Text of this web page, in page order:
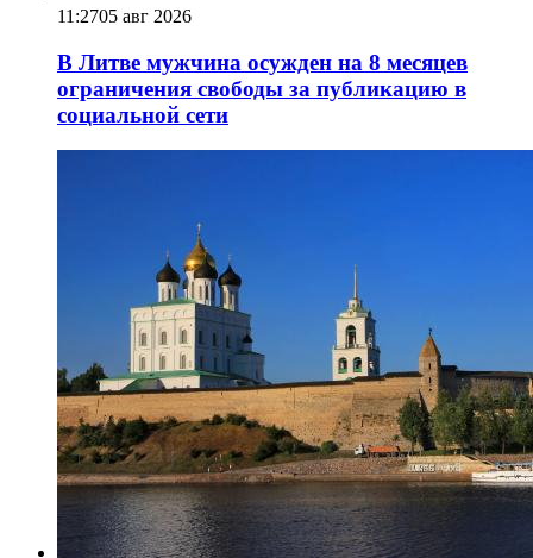
11:2705 авг 2026
В Литве мужчина осужден на 8 месяцев
ограничения свободы за публикацию в
социальной сети